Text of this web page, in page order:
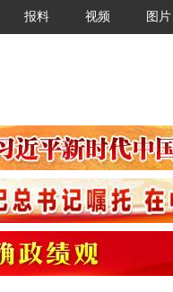
报料 视频 图片